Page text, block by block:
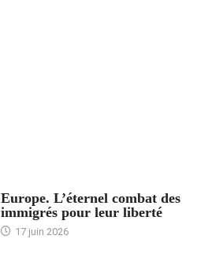
Europe. L’éternel combat des
immigrés pour leur liberté
17 juin 2026